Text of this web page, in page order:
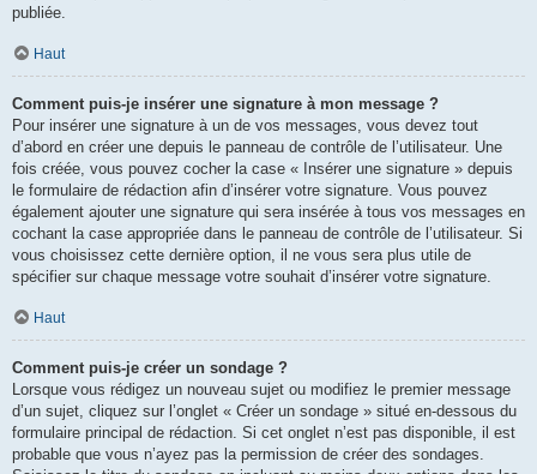
publiée.
Haut
Comment puis-je insérer une signature à mon message ?
Pour insérer une signature à un de vos messages, vous devez tout
d’abord en créer une depuis le panneau de contrôle de l’utilisateur. Une
fois créée, vous pouvez cocher la case « Insérer une signature » depuis
le formulaire de rédaction afin d’insérer votre signature. Vous pouvez
également ajouter une signature qui sera insérée à tous vos messages en
cochant la case appropriée dans le panneau de contrôle de l’utilisateur. Si
vous choisissez cette dernière option, il ne vous sera plus utile de
spécifier sur chaque message votre souhait d’insérer votre signature.
Haut
Comment puis-je créer un sondage ?
Lorsque vous rédigez un nouveau sujet ou modifiez le premier message
d’un sujet, cliquez sur l’onglet « Créer un sondage » situé en-dessous du
formulaire principal de rédaction. Si cet onglet n’est pas disponible, il est
probable que vous n’ayez pas la permission de créer des sondages.